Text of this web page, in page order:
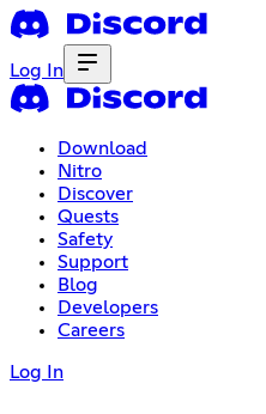
Log In
Download
Nitro
Discover
Quests
Safety
Support
Blog
Developers
Careers
Log In